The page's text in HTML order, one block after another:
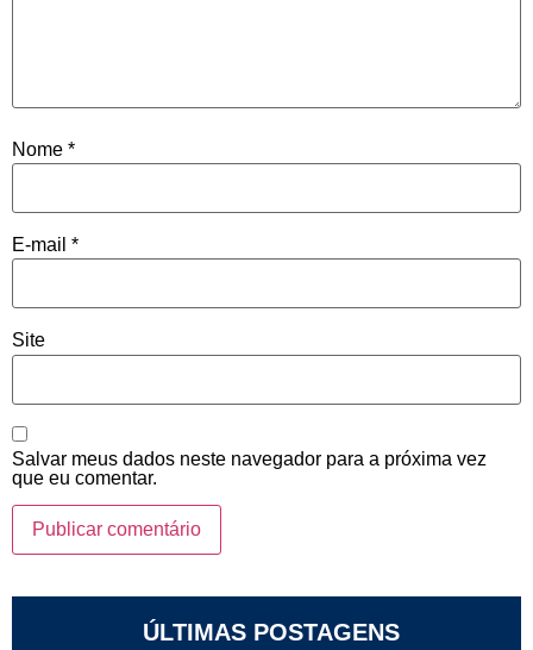
Nome *
E-mail *
Site
Salvar meus dados neste navegador para a próxima vez
que eu comentar.
ÚLTIMAS POSTAGENS